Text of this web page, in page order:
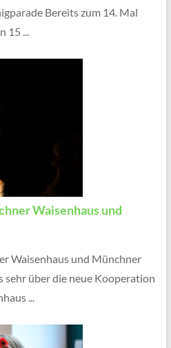
Bereits zum 14. Mal
...
Waisenhaus und
Waisenhaus und Münchner
über die neue Kooperation
...